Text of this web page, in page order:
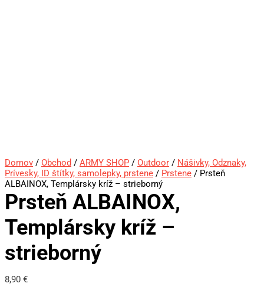
Domov / Obchod / ARMY SHOP / Outdoor / Nášivky, Odznaky,
Prívesky, ID štítky, samolepky, prstene / Prstene / Prsteň
ALBAINOX, Templársky kríž – strieborný
Prsteň ALBAINOX,
Templársky kríž –
strieborný
8,90 €